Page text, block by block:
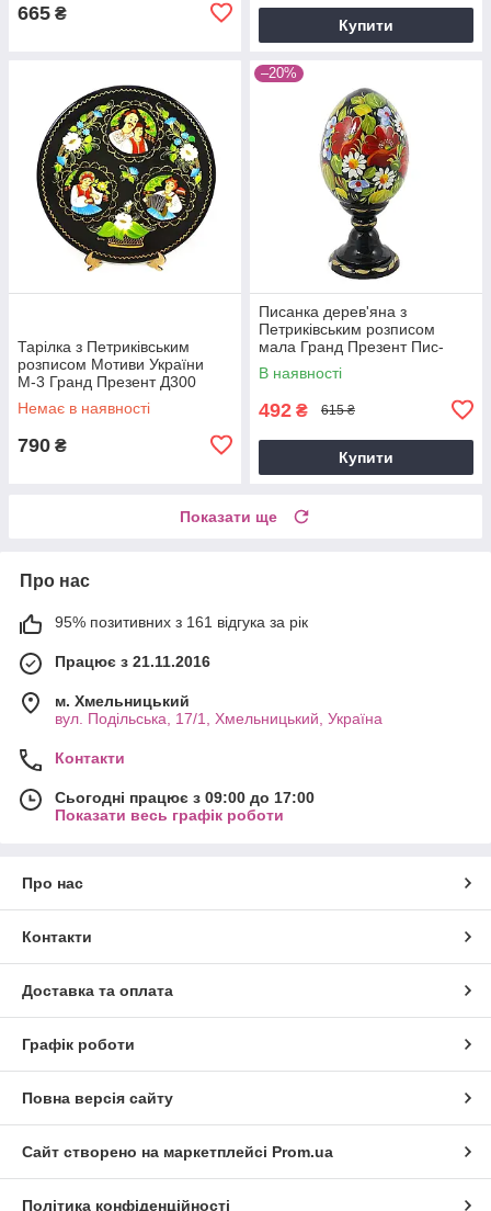
665 ₴
Купити
Тарілка з Петриківським
розписом Мотиви України
М-3 Гранд Презент Д300
Немає в наявності
790 ₴
–20%
Писанка дерев'яна з
Петриківським розписом
мала Гранд Презент Пис-
Мал-М-3
В наявності
492 ₴ 615 ₴
Купити
Показати ще
Про нас
95% позитивних з 161 відгука за рік
Працює з 21.11.2016
м. Хмельницький
вул. Подільська, 17/1, Хмельницький, Україна
Контакти
Сьогодні працює з 09:00 до 17:00
Показати весь графік роботи
Про нас
Контакти
Доставка та оплата
Графік роботи
Повна версія сайту
Сайт створено на маркетплейсі Prom.ua
Політика конфіденційності